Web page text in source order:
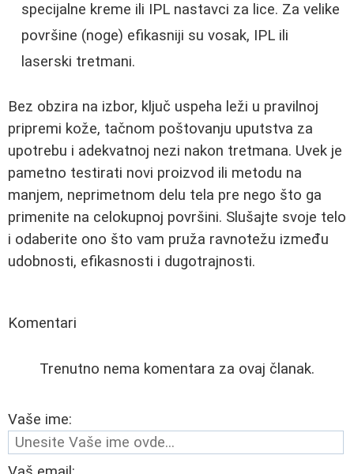
specijalne kreme ili IPL nastavci za lice. Za velike
površine (noge) efikasniji su vosak, IPL ili
laserski tretmani.
Bez obzira na izbor, ključ uspeha leži u pravilnoj
pripremi kože, tačnom poštovanju uputstva za
upotrebu i adekvatnoj nezi nakon tretmana. Uvek je
pametno testirati novi proizvod ili metodu na
manjem, neprimetnom delu tela pre nego što ga
primenite na celokupnoj površini. Slušajte svoje telo
i odaberite ono što vam pruža ravnotežu između
udobnosti, efikasnosti i dugotrajnosti.
Komentari
Trenutno nema komentara za ovaj članak.
Vaše ime: